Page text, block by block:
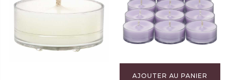
AJOUTER AU PANIER